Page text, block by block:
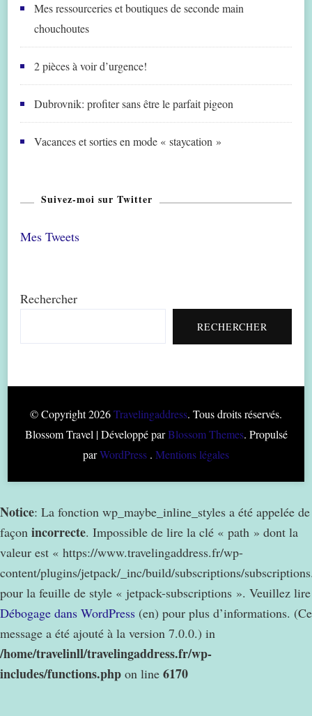
Mes ressourceries et boutiques de seconde main
chouchoutes
2 pièces à voir d’urgence!
Dubrovnik: profiter sans être le parfait pigeon
Vacances et sorties en mode « staycation »
Suivez-moi sur Twitter
Mes Tweets
Rechercher
RECHERCHER
© Copyright 2026Travelingaddress. Tous droits réservés.
Blossom Travel | Développé parBlossom Themes. Propulsé
parWordPress . Mentions légales
Notice: La fonction wp_maybe_inline_styles a été appelée de
façon incorrecte. Impossible de lire la clé « path » dont la
valeur est « https://www.travelingaddress.fr/wp-
content/plugins/jetpack/_inc/build/subscriptions/
pour la feuille de style « jetpack-subscriptions ». Veuillez lire
Débogage dans WordPress (en) pour plus d’informations. (Ce
message a été ajouté à la version 7.0.0.) in
/home/travelinll/travelingaddress.fr/wp-
includes/functions.php on line 6170